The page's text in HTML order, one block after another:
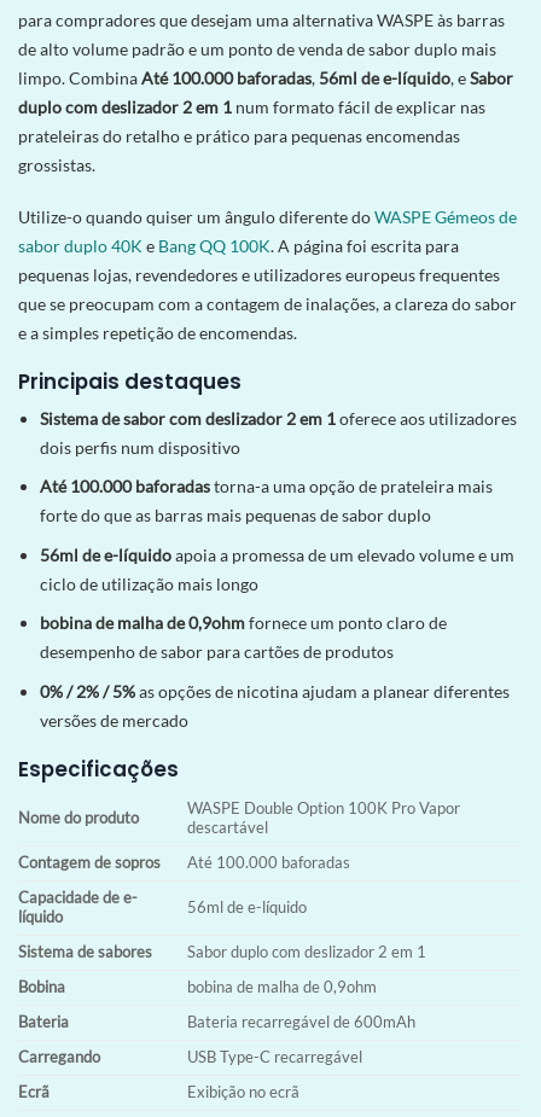
para compradores que desejam uma alternativa WASPE às barras
de alto volume padrão e um ponto de venda de sabor duplo mais
limpo. CombinaAté 100.000 baforadas,56ml de e-líquido, eSabor
duplo com deslizador 2 em 1 num formato fácil de explicar nas
prateleiras do retalho e prático para pequenas encomendas
grossistas.
Utilize-o quando quiser um ângulo diferente doWASPE Gémeos de
sabor duplo 40K e Bang QQ 100K. A página foi escrita para
pequenas lojas, revendedores e utilizadores europeus frequentes
que se preocupam com a contagem de inalações, a clareza do sabor
e a simples repetição de encomendas.
Principais destaques
Sistema de sabor com deslizador 2 em 1oferece aos utilizadores
dois perfis num dispositivo
Até 100.000 baforadastorna-a uma opção de prateleira mais
forte do que as barras mais pequenas de sabor duplo
56ml de e-líquidoapoia a promessa de um elevado volume e um
ciclo de utilização mais longo
bobina de malha de 0,9ohmfornece um ponto claro de
desempenho de sabor para cartões de produtos
0% / 2% / 5%as opções de nicotina ajudam a planear diferentes
versões de mercado
Especificações
Nome do produto
WASPE Double Option 100K Pro Vapor
descartável
Contagem de sopros
Até 100.000 baforadas
Capacidade de e-
líquido
56ml de e-líquido
Sistema de sabores
Sabor duplo com deslizador 2 em 1
Bobina
bobina de malha de 0,9ohm
Bateria
Bateria recarregável de 600mAh
Carregando
USB Type-C recarregável
Ecrã
Exibição no ecrã